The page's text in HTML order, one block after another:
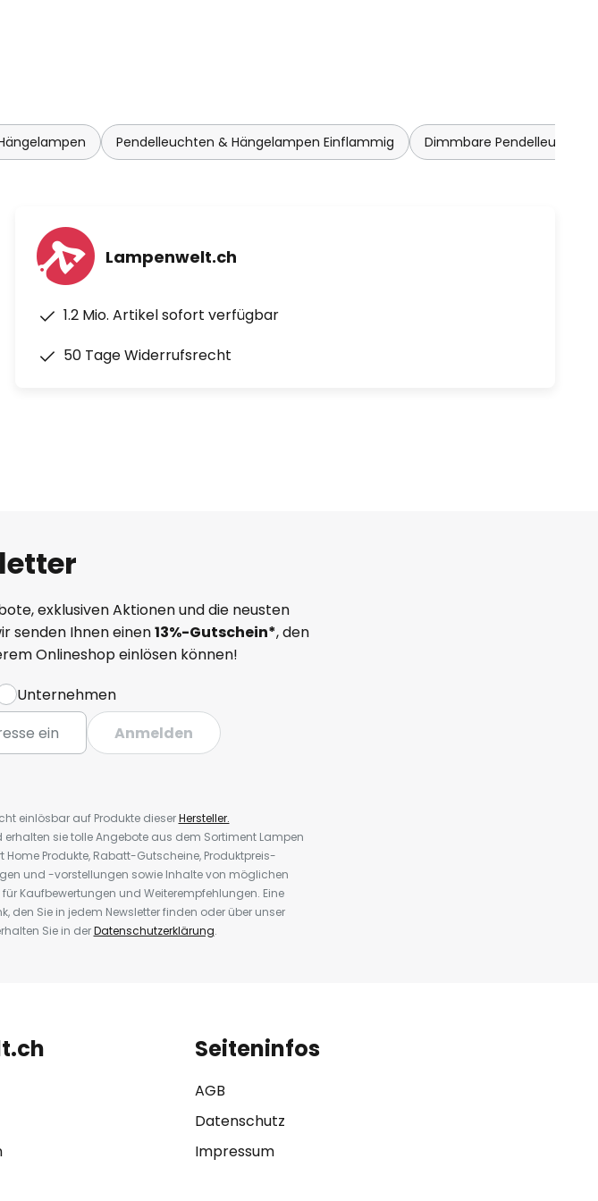
Pendelleuchten & Hängelampen Einflammig Dimmbare
Lampenwelt.ch
1.2 Mio. Artikel sofort verfügbar
50 Tage Widerrufsrecht
exklusiven Aktionen und die neusten
senden Ihnen einen13%-Gutschein*, den
Onlineshop einlösen können!
Unternehmen
Anmelden
einlösbar auf Produkte dieserHersteller.
sie tolle Angebote aus dem Sortiment Lampen
Produkte, Rabatt-Gutscheine, Produktpreis-
und -vorstellungen sowie Inhalte von möglichen
Kaufbewertungen und Weiterempfehlungen. Eine
Sie in jedem Newsletter finden oder über unser
Sie in derDatenschutzerklärung.
Seiteninfos
AGB
Datenschutz
Impressum